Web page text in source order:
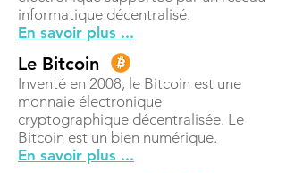
informatique décentralisé.
En savoir plus ...
Le Bitcoin
Inventé en 2008, le Bitcoin est une
monnaie électronique
cryptographique décentralisée. Le
Bitcoin est un bien numérique.
En savoir plus ...